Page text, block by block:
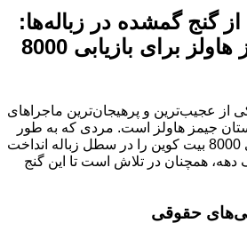
گنج گمشده در زباله‌ها:
نبرد حقوقی جیمز هاولز برای بازیابی 8000
از عجیب‌ترین و پرهیجان‌ترین ماجراهای
جیمز هاولز است. مردی که به طور
اتفاقی هارد دیسکی حاوی 8000 بیت کوین را در سطل زباله انداخت
دهه، همچنان در تلاش است تا این گنج
حقوقی